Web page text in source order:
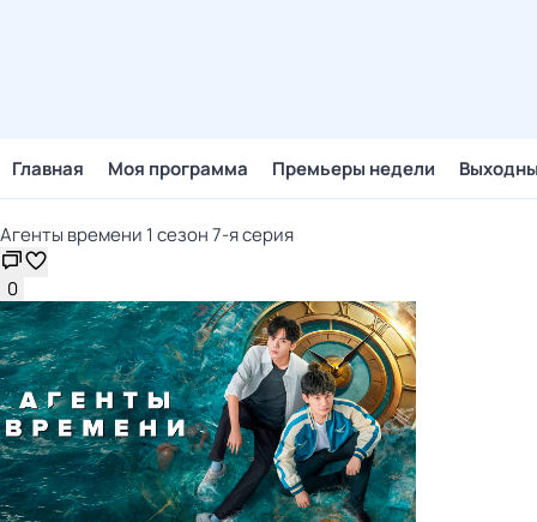
Главная Моя программа Премьеры недели
Агенты времени 1 сезон 7-я серия
0